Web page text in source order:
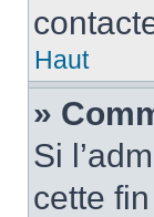
Haut
»
Si
cette